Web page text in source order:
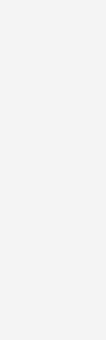
Befragung der
deutlich
im Juli insgesamt
Dinge in
Sommer
von
Saldo aus